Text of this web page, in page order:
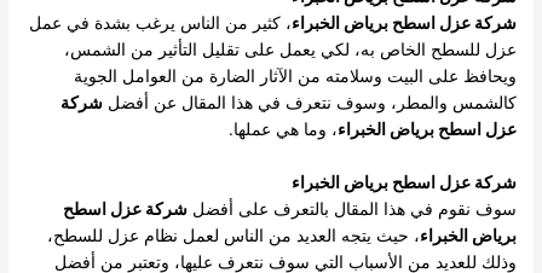
شركة عزل اسطح برياض الخبراء، كثير من الناس يرغب بشدة في عمل
عزل للسطح الخاص به، لكي يعمل على تقليل التأثير من الشمس،
ويحافظ على البيت وسلامته من الآثار الضارة من العوامل الجوية
كالشمس والمطر، وسوف نتعرف في هذا المقال عن أفضلشركة
عزل اسطح برياض الخبراء، وما هي عملها.
شركة عزل اسطح برياض الخبراء
سوف نقوم في هذا المقال بالتعرف على أفضلشركة عزل اسطح
برياض الخبراء، حيث يتجه العديد من الناس لعمل نظام عزل للسطح،
وذلك للعديد من الأسباب التي سوف نتعرف عليها، وتعتبر من أفضل